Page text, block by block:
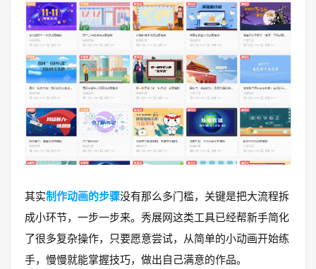
其实制作动画的步骤没有那么多门槛，关键是把大流程拆
成小环节，一步一步来。秀展网这类工具已经帮新手简化
了很多复杂操作，只要愿意尝试，从简单的小动画开始练
手，慢慢就能掌握技巧，做出自己满意的作品。